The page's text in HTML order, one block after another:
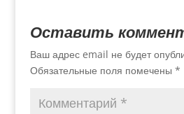
Оставить
Ваш адрес email не будет
Обязательные поля помечены *